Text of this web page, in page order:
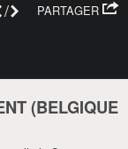
PARTAGER
/
(BELGIQUE